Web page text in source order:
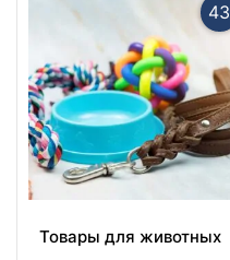
43
Товары для животных